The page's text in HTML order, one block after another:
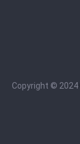
Copyright © 2024